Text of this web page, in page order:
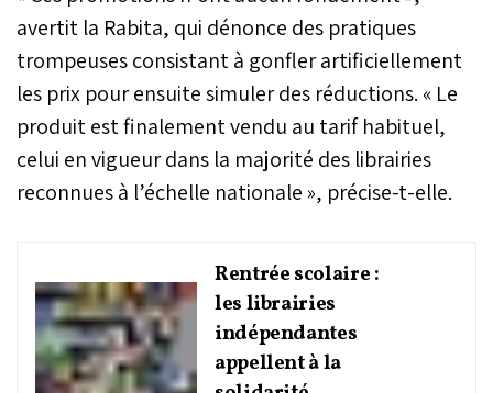
avertit la Rabita, qui dénonce des pratiques
trompeuses consistant à gonfler artificiellement
les prix pour ensuite simuler des réductions. « Le
produit est finalement vendu au tarif habituel,
celui en vigueur dans la majorité des librairies
reconnues à l’échelle nationale », précise-t-elle.
Rentrée scolaire :
les librairies
indépendantes
appellent à la